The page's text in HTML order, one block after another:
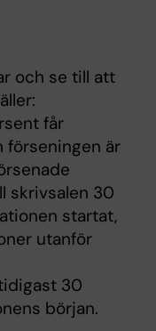
och se till att
får
förseningen är
skrivsalen 30
startat,
utanför
30
början.